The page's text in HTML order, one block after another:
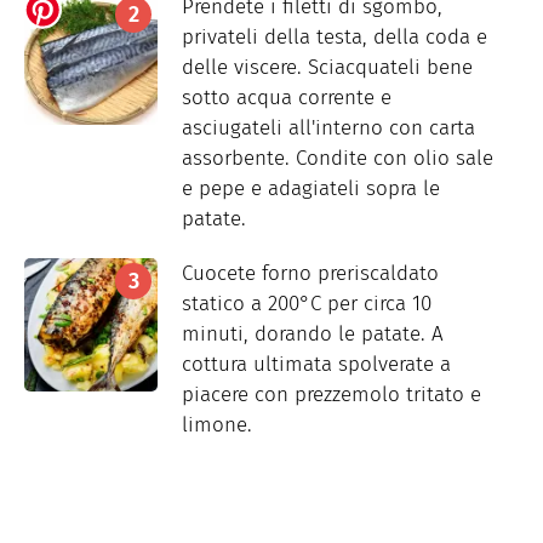
Prendete i filetti di sgombo,
privateli della testa, della coda e
delle viscere. Sciacquateli bene
sotto acqua corrente e
asciugateli all'interno con carta
assorbente. Condite con olio sale
e pepe e adagiateli sopra le
patate.
Cuocete forno preriscaldato
statico a 200°C per circa 10
minuti, dorando le patate. A
cottura ultimata spolverate a
piacere con prezzemolo tritato e
limone.